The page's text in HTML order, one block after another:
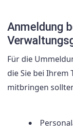
Anmeldung
Für die
die Sie bei
mitbringen